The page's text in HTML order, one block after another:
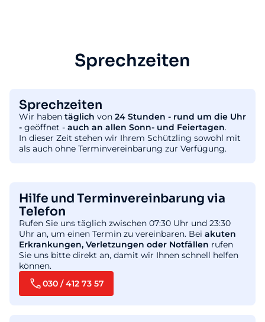
Sprechzeiten
Sprechzeiten
Wir haben täglich von 24 Stunden - rund um die Uhr
- geöffnet - auch an allen Sonn- und Feiertagen.
In dieser Zeit stehen wir Ihrem Schützling sowohl mit
als auch ohne Terminvereinbarung zur Verfügung.
Hilfe und Terminvereinbarung via
Telefon
Rufen Sie uns täglich zwischen 07:30 Uhr und 23:30
Uhr an, um einen Termin zu vereinbaren. Bei akuten
Erkrankungen, Verletzungen oder Notfällen rufen
Sie uns bitte direkt an, damit wir Ihnen schnell helfen
können.
030 / 412 73 57